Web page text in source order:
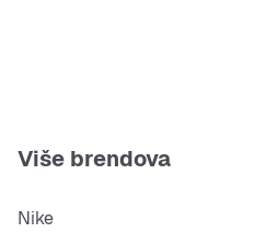
Više brendova
Nike